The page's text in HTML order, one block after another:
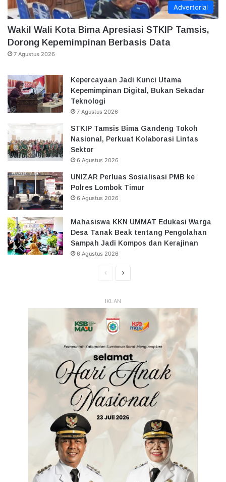
Advertorial
Wakil Wali Kota Bima Apresiasi STKIP Tamsis,
Dorong Kepemimpinan Berbasis Data
7 Agustus 2026
Kepercayaan Jadi Kunci Utama
Kepemimpinan Digital, Bukan Sekadar
Teknologi
7 Agustus 2026
STKIP Tamsis Bima Gandeng Tokoh
Nasional, Perkuat Kolaborasi Lintas
Sektor
6 Agustus 2026
UNIZAR Perluas Sosialisasi PMB ke
Polres Lombok Timur
6 Agustus 2026
Mahasiswa KKN UMMAT Edukasi Warga
Desa Tanak Beak tentang Pengolahan
Sampah Jadi Kompos dan Kerajinan
6 Agustus 2026
HalamanHalaman
IKLAN